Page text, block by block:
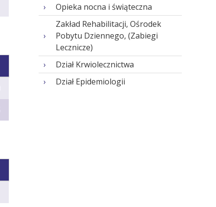
Opieka nocna i świąteczna
Zakład Rehabilitacji, Ośrodek
Pobytu Dziennego, (Zabiegi
Lecznicze)
Dział Krwiolecznictwa
Dział Epidemiologii